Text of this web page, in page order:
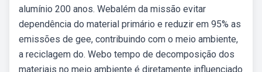
alumínio 200 anos. Webalém da missão evitar
dependência do material primário e reduzir em 95% as
emissões de gee, contribuindo com o meio ambiente,
a reciclagem do. Webo tempo de decomposição dos
materiais no meio ambiente é diretamente influenciado